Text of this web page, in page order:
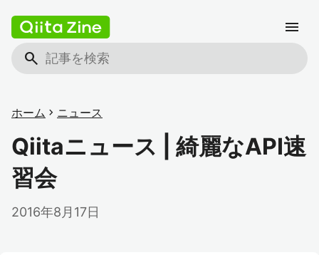
search
menu
ホーム chevron_right ニュース
Qiitaニュース | 綺麗なAPI速
習会
2016年8月17日